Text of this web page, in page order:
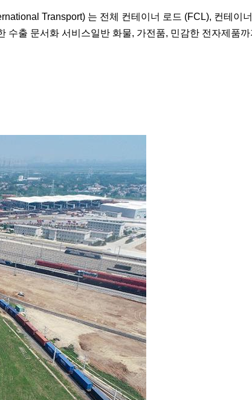
Transport) 는 전체 컨테이너 로드 (FCL), 컨테
수출 문서화 서비스일반 화물, 가전품, 민감한 전자제품